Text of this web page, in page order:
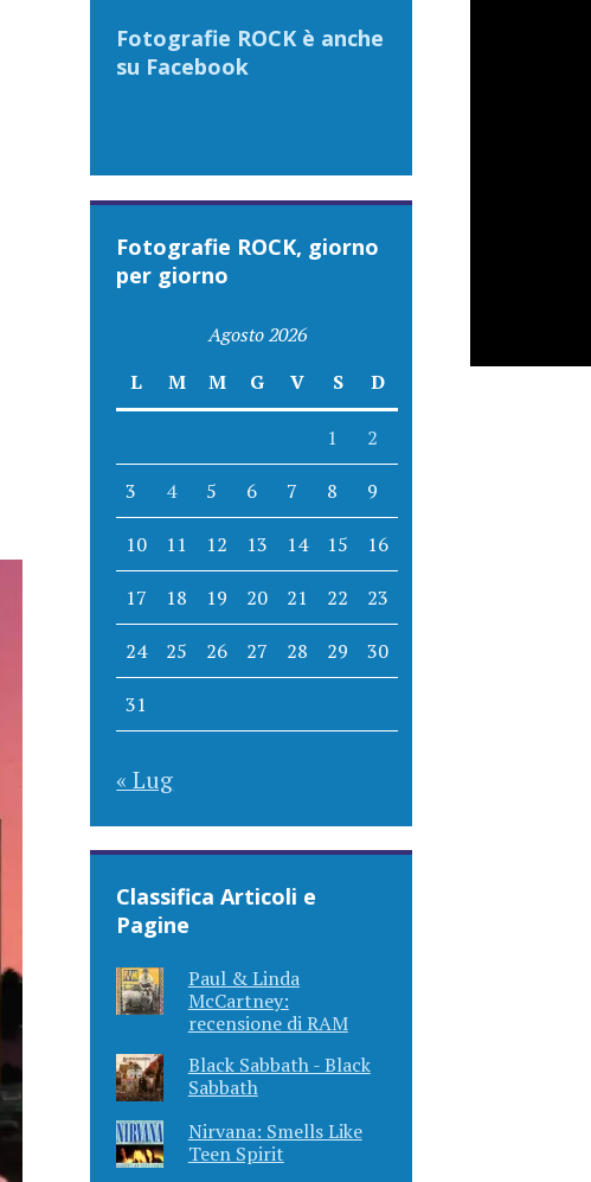
Fotografie ROCK è anche
su Facebook
Fotografie ROCK, giorno
per giorno
Agosto 2026
L
M M G V S D
1 2
3 4 5 6 7 8 9
10 11 12 13 14 15 16
17 18 19 20 21 22 23
24 25 26 27 28 29 30
31
« Lug
Classifica Articoli e
Pagine
Paul & Linda
McCartney:
recensione di RAM
Black Sabbath - Black
Sabbath
Nirvana: Smells Like
Teen Spirit